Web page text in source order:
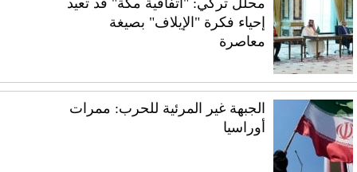
محلل تركي: "اتفاقية مكة" قد تعيد
إحياء فكرة "الإيلاف" بصيغة
معاصرة
الجبهة غير المرئية للحرب: ممرات
أوراسيا